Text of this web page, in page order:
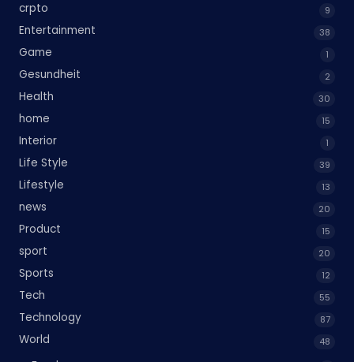
crpto 9
Entertainment 38
Game 1
Gesundheit 2
Health 30
home 15
Interior 1
Life Style 39
Lifestyle 13
news 20
Product 15
sport 20
Sports 12
Tech 55
Technology 87
World 48